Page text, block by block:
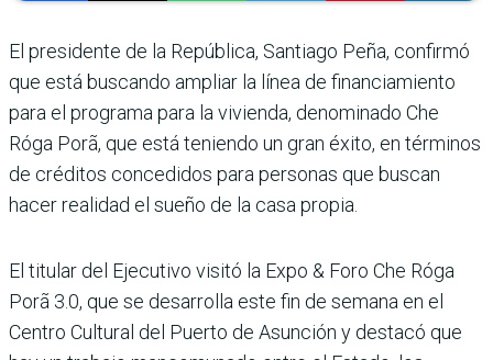
El presidente de la República, Santiago Peña, confirmó
que está buscando ampliar la línea de financiamiento
para el programa para la vivienda, denominado Che
Róga Porã, que está teniendo un gran éxito, en términos
de créditos concedidos para personas que buscan
hacer realidad el sueño de la casa propia.
El titular del Ejecutivo visitó la Expo & Foro Che Róga
Porã 3.0, que se desarrolla este fin de semana en el
Centro Cultural del Puerto de Asunción y destacó que